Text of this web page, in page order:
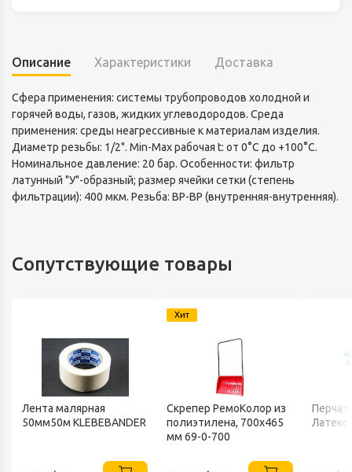
Описание Характеристики Доставка
Сфера применения: системы трубопроводов холодной и
горячей воды, газов, жидких углеводородов. Среда
применения: среды неагрессивные к материалам изделия.
Диаметр резьбы: 1/2". Min-Max рабочая t: от 0°С до +100°С.
Номинальное давление: 20 бар. Особенности: фильтр
латунный "У"-образный; размер ячейки сетки (степень
фильтрации): 400 мкм. Резьба: ВР-ВР (внутренняя-внутренняя).
Сопутствующие товары
Лента малярная
50мм50м KLEBEBANDER
Хит
Скрепер РемоКолор из
полиэтилена, 700x465
мм 69-0-700
Латекс